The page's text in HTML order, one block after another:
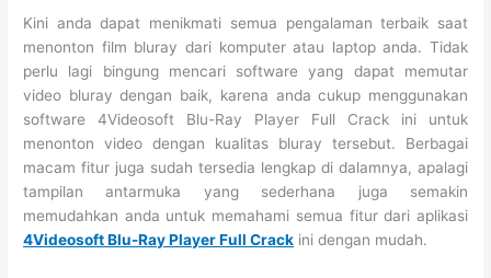
Kini anda dapat menikmati semua pengalaman terbaik saat
menonton film bluray dari komputer atau laptop anda. Tidak
perlu lagi bingung mencari software yang dapat memutar
video bluray dengan baik, karena anda cukup menggunakan
software 4Videosoft Blu-Ray Player Full Crack ini untuk
menonton video dengan kualitas bluray tersebut. Berbagai
macam fitur juga sudah tersedia lengkap di dalamnya, apalagi
tampilan antarmuka yang sederhana juga semakin
memudahkan anda untuk memahami semua fitur dari aplikasi
4Videosoft Blu-Ray Player Full Crack ini dengan mudah.